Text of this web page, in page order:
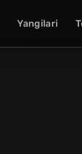
Yangilari